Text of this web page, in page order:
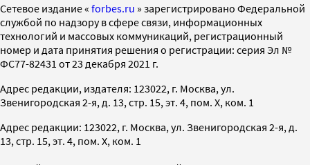
Cетевое издание « forbes.ru » зарегистрировано Федеральной
службой по надзору в сфере связи, информационных
технологий и массовых коммуникаций, регистрационный
номер и дата принятия решения о регистрации: серия Эл №
ФС77-82431 от 23 декабря 2021 г.
Адрес редакции, издателя: 123022, г. Москва, ул.
Звенигородская 2-я, д. 13, стр. 15, эт. 4, пом. X, ком. 1
Адрес редакции: 123022, г. Москва, ул. Звенигородская 2-я, д.
13, стр. 15, эт. 4, пом. X, ком. 1